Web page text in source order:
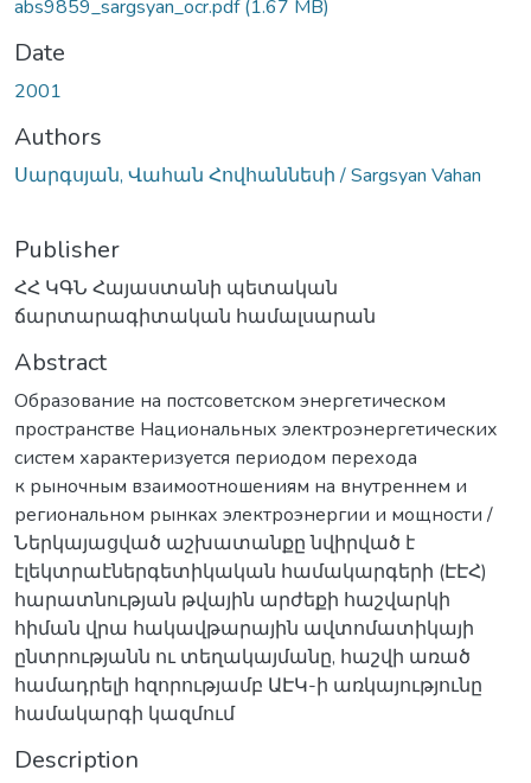
abs9859_sargsyan_ocr.pdf(1.67 MB)
Date
2001
Authors
Սարգսյան, Վահան Հովհաննեսի / Sargsyan Vahan
Publisher
ՀՀ ԿԳՆ Հայաստանի պետական
ճարտարագիտական համալսարան
Abstract
Образование на постсоветском энергетическом
пространстве Национальных электроэнергетических
систем характеризуется периодом перехода
к рыночным взаимоотношениям на внутреннем и
региональном рынках электроэнергии и мощности /
Ներկայացված աշխատանքը նվիրված է
էլեկտրաէներգետիկական համակարգերի (ԷԷՀ)
հարատնության թվային արժեքի հաշվարկի
հիման վրա հակավթարային ավտոմատիկայի
ընտրությանն ու տեղակայմանը, հաշվի առած
համադրելի հզորությամբ ԱԷԿ-ի առկայությունը
համակարգի կազմում
Description